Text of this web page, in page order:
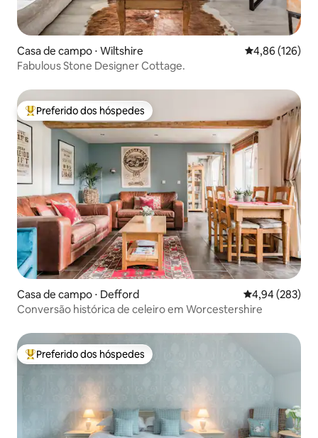
Casa de campo ⋅ Wiltshire 4,86 de uma
4,86 (126)
Fabulous Stone Designer Cottage.
Entre os melhores preferidos dos hóspedes
Preferido dos hóspedes
Casa de campo ⋅ Defford 4,94 de uma
4,94 (283)
Conversão histórica de celeiro em Worcestershire
Entre os melhores preferidos dos hóspedes
Preferido dos hóspedes